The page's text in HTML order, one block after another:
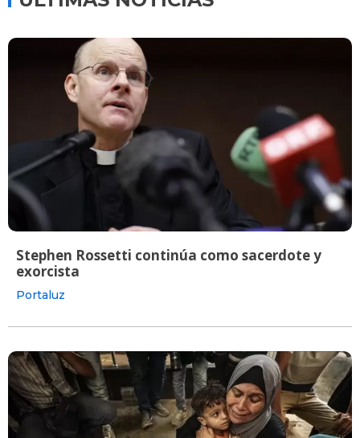
Stephen Rossetti continúa como sacerdote y
exorcista
Portaluz